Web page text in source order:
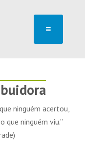
ninguém acertou,
que ninguém viu.”